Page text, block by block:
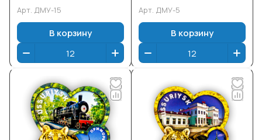
Арт. ДМУ-15
В корзину
Арт. ДМУ-5
В корзину